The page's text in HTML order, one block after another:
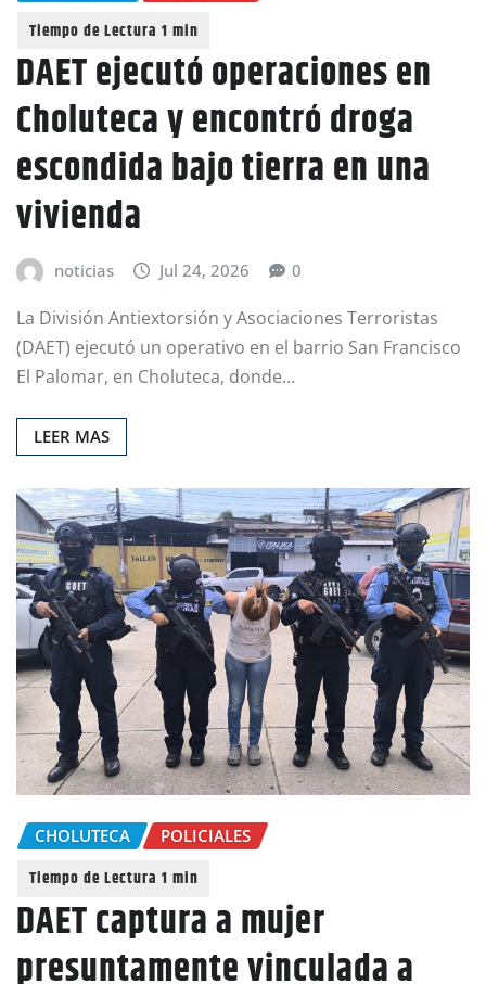
DAET ejecutó operaciones en
Choluteca y encontró droga
escondida bajo tierra en una
vivienda
noticias Jul 24, 2026 0
La División Antiextorsión y Asociaciones Terroristas
(DAET) ejecutó un operativo en el barrio San Francisco
El Palomar, en Choluteca, donde…
LEER MAS
CHOLUTECA POLICIALES
DAET captura a mujer
presuntamente vinculada a